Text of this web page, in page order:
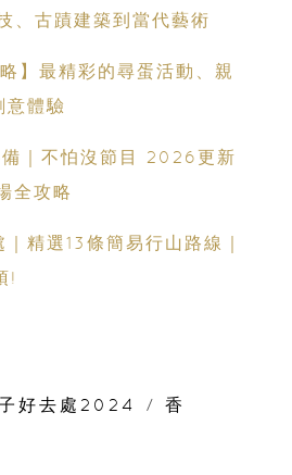
、古蹟建築到當代藝術
】最精彩的尋蛋活動、親
意體驗
｜不怕沒節目 2026更新
全攻略
精選13條簡易行山路線｜
!
好去處2024 /
香